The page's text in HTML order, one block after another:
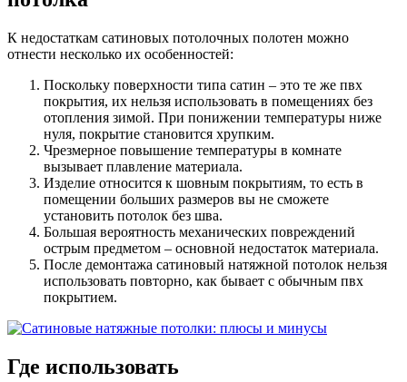
К недостаткам сатиновых потолочных полотен можно
отнести несколько их особенностей:
Поскольку поверхности типа сатин – это те же пвх
покрытия, их нельзя использовать в помещениях без
отопления зимой. При понижении температуры ниже
нуля, покрытие становится хрупким.
Чрезмерное повышение температуры в комнате
вызывает плавление материала.
Изделие относится к шовным покрытиям, то есть в
помещении больших размеров вы не сможете
установить потолок без шва.
Большая вероятность механических повреждений
острым предметом – основной недостаток материала.
После демонтажа сатиновый натяжной потолок нельзя
использовать повторно, как бывает с обычным пвх
покрытием.
Где использовать